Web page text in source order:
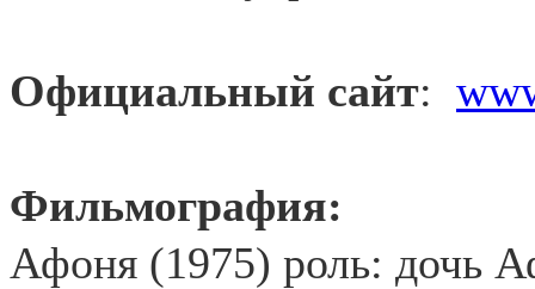
Официальный сайт:
Фильмография:
Афоня (1975) роль: дочь